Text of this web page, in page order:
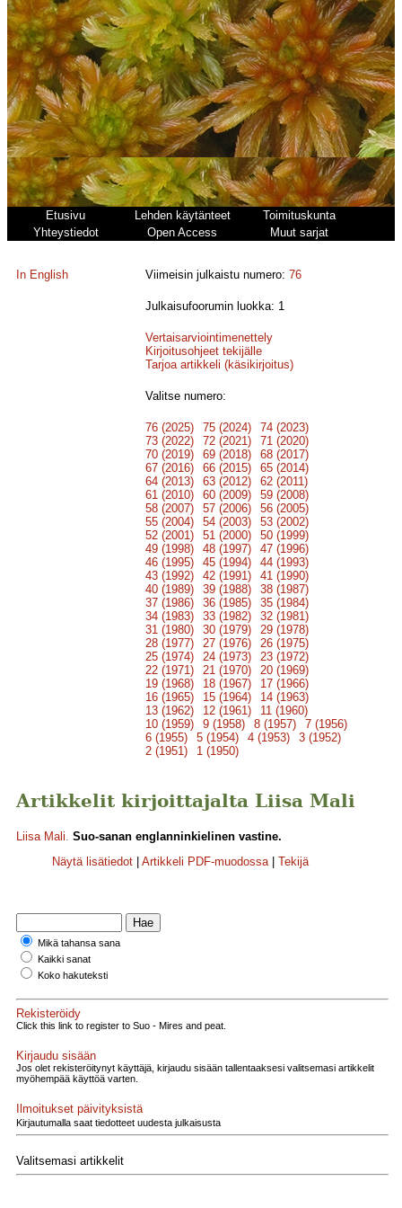
Etusivu Lehden käytänteet
Toimituskunta
Yhteystiedot
Open Access Muut sarjat
In English Viimeisin julkaistu numero:76
Julkaisufoorumin luokka: 1
Vertaisarviointimenettely
Kirjoitusohjeet tekijälle
Tarjoa artikkeli (käsikirjoitus)
Valitse numero:
76 (2025) 75 (2024)
74 (2023)
73 (2022)
72 (2021)
71 (2020)
70 (2019)
69 (2018)
68 (2017)
67 (2016)
66 (2015)
65 (2014)
64 (2013)
63 (2012)
62 (2011)
61 (2010)
60 (2009)
59 (2008)
58 (2007)
57 (2006)
56 (2005)
55 (2004)
54 (2003)
53 (2002)
52 (2001)
51 (2000)
50 (1999)
49 (1998)
48 (1997)
47 (1996)
46 (1995)
45 (1994)
44 (1993)
43 (1992)
42 (1991)
41 (1990)
40 (1989)
39 (1988)
38 (1987)
37 (1986)
36 (1985)
35 (1984)
34 (1983)
33 (1982)
32 (1981)
31 (1980)
30 (1979)
29 (1978)
28 (1977)
27 (1976)
26 (1975)
25 (1974)
24 (1973)
23 (1972)
22 (1971)
21 (1970)
20 (1969)
19 (1968)
18 (1967)
17 (1966)
16 (1965)
15 (1964)
14 (1963)
13 (1962)
12 (1961)
11 (1960)
10 (1959)
9 (1958) 8 (1957)
7 (1956)
6 (1955)
5 (1954) 4 (1953)
3 (1952)
2 (1951)
1 (1950)
Artikkelit kirjoittajalta Liisa Mali
Liisa Mali. Suo-sanan englanninkielinen vastine.
Näytä lisätiedot
Artikkeli PDF-muodossa| Tekijä
Mikä tahansa sana
Kaikki sanat
Koko hakuteksti
Rekisteröidy
Click this link to register to Suo - Mires and peat.
Kirjaudu sisään
Jos olet rekisteröitynyt käyttäjä, kirjaudu sisään tallentaaksesi valitsemasi artikkelit
myöhempää käyttöä varten.
Ilmoitukset päivityksistä
Kirjautumalla saat tiedotteet uudesta julkaisusta
Valitsemasi artikkelit